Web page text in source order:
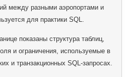
между разными аэропортами и
для практики SQL.
показаны структура таблиц,
и ограничения, используемые в
и транзакционных SQL-запросах.